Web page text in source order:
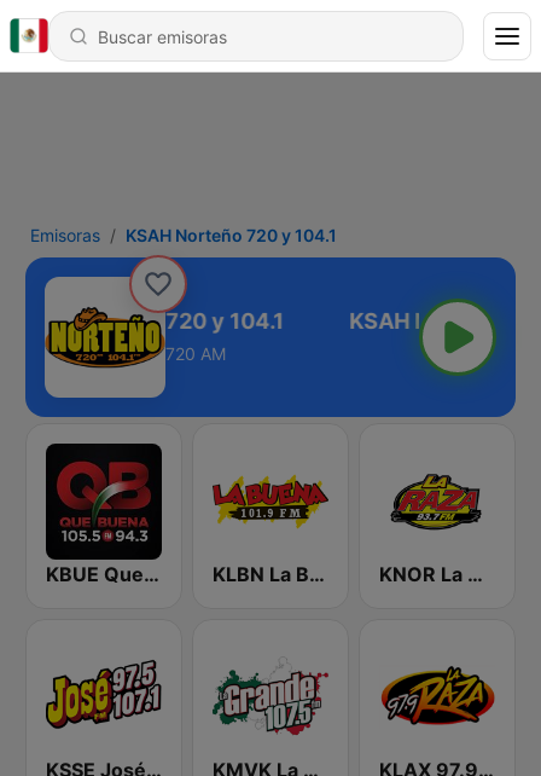
Emisoras KSAH Norteño 720 y 104.1
KSAH Norteño 720 y 104.1
720 AM
KBUE Que Buena 105.5 / 94.3 FM (US Only) KLBN La Buena 101.9 FM KNOR La Raza 93.7 (US Only)
KSSE José 97.5 y 107.1 KMVK La Grande 107.5 FM KLAX 97.9 La Raza FM